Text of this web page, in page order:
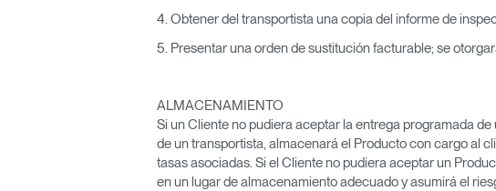
4. Obtener del transportista una copia del informe de
5. Presentar una orden de sustitución facturable; se
ALMACENAMIENTO
Si un Cliente no pudiera aceptar la entrega programada
de un transportista, almacenará el Producto con cargo al
tasas asociadas. Si el Cliente no pudiera aceptar un
en un lugar de almacenamiento adecuado y asumirá el